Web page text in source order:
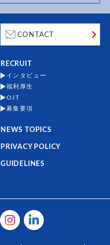
CONTACT
RECRUIT
インタビュー
福利厚生
OJT
募集要項
NEWS TOPICS
PRIVACY POLICY
GUIDELINES